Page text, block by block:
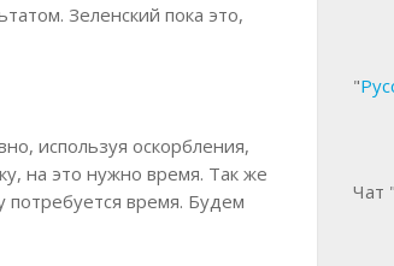
Зеленский пока это,
используя оскорбления,
на это нужно время. Так же
потребуется время. Будем
"
Чат "